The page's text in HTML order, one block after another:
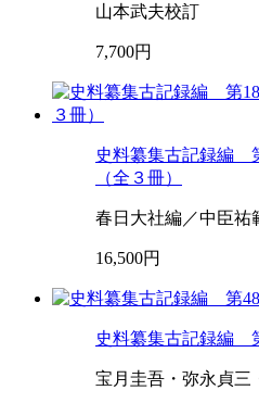
山本武夫校訂
7,700円
史料纂集古記録編
（全３冊）
春日大社編／中臣祐
16,500円
史料纂集古記録編
宝月圭吾・弥永貞三